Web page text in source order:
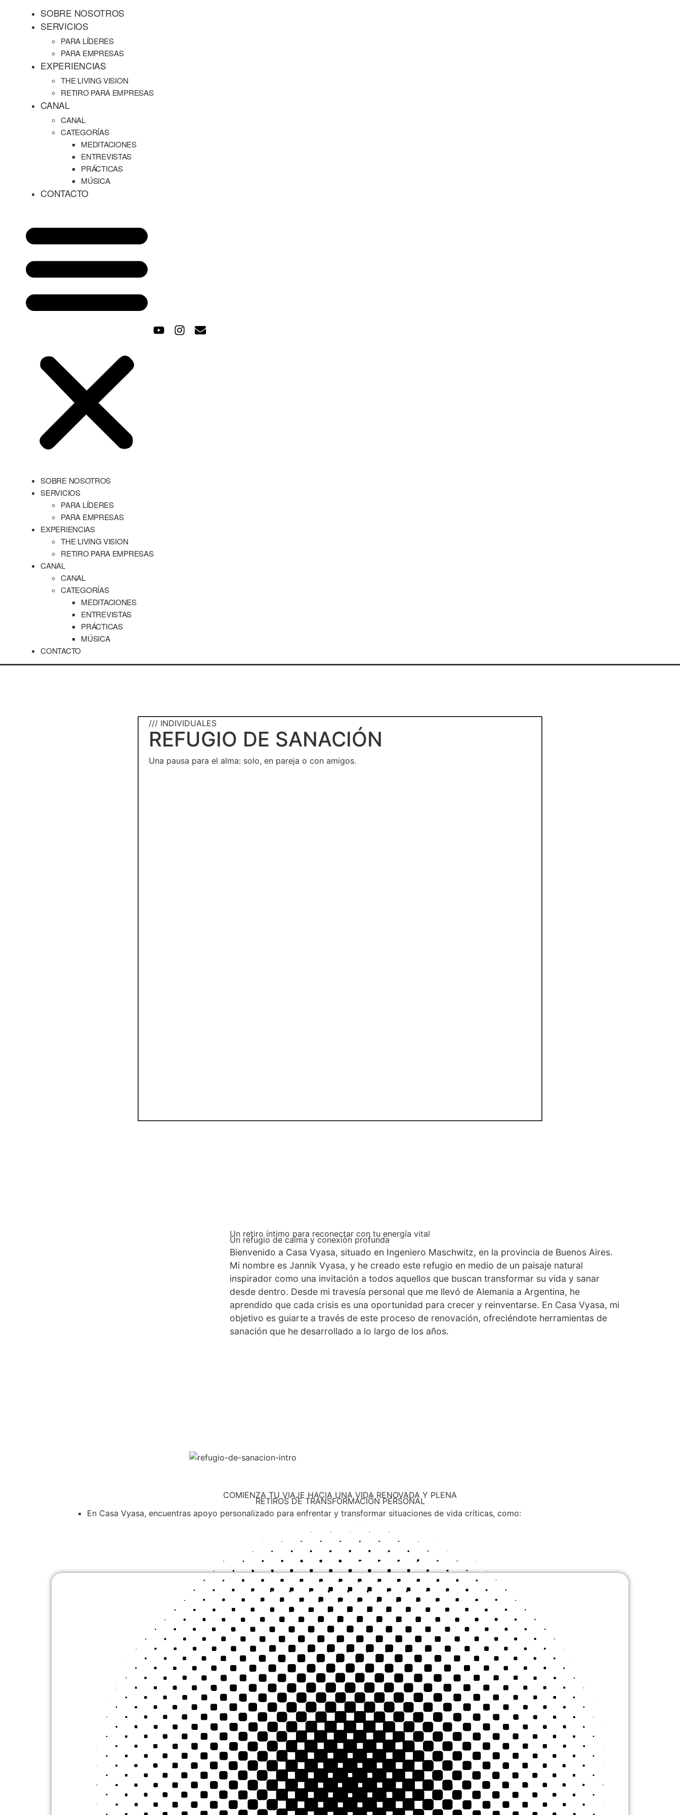
SOBRE NOSOTROS
SERVICIOS
PARA LÍDERES
PARA EMPRESAS
EXPERIENCIAS
THE LIVING VISION
RETIRO PARA EMPRESAS
CANAL
CANAL
CATEGORÍAS
MEDITACIONES
ENTREVISTAS
PRÁCTICAS
MÚSICA
CONTACTO
SOBRE NOSOTROS
SERVICIOS
PARA LÍDERES
PARA EMPRESAS
EXPERIENCIAS
THE LIVING VISION
RETIRO PARA EMPRESAS
CANAL
CANAL
CATEGORÍAS
MEDITACIONES
ENTREVISTAS
PRÁCTICAS
MÚSICA
CONTACTO
/// INDIVIDUALES
REFUGIO DE SANACIÓN
Una pausa para el alma: solo, en pareja o con amigos.
Un retiro íntimo para reconectar con tu energía vital
Un refugio de calma y conexión profunda
Bienvenido a Casa Vyasa, situado en Ingeniero Maschwitz, en la provincia de Buenos Aires.
Mi nombre es Jannik Vyasa, y he creado este refugio en medio de un paisaje natural
inspirador como una invitación a todos aquellos que buscan transformar su vida y sanar
desde dentro. Desde mi travesía personal que me llevó de Alemania a Argentina, he
aprendido que cada crisis es una oportunidad para crecer y reinventarse. En Casa Vyasa, mi
objetivo es guiarte a través de este proceso de renovación, ofreciéndote herramientas de
sanación que he desarrollado a lo largo de los años.
COMIENZA TU VIAJE HACIA UNA VIDA RENOVADA Y PLENA​
RETIROS DE TRANSFORMACIÓN PERSONAL​
En Casa Vyasa, encuentras apoyo personalizado para enfrentar y transformar situaciones de vida críticas, como: